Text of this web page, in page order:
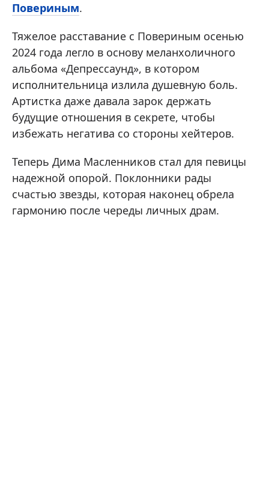
Повериным.
Тяжелое расставание с Повериным осенью
2024 года легло в основу меланхоличного
альбома «Депрессаунд», в котором
исполнительница излила душевную боль.
Артистка даже давала зарок держать
будущие отношения в секрете, чтобы
избежать негатива со стороны хейтеров.
Теперь Дима Масленников стал для певицы
надежной опорой. Поклонники рады
счастью звезды, которая наконец обрела
гармонию после череды личных драм.